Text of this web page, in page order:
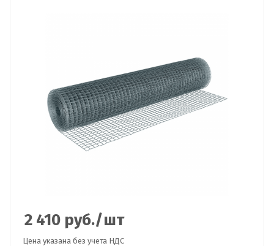
2 410 руб./шт
Цена указана без учета НДС